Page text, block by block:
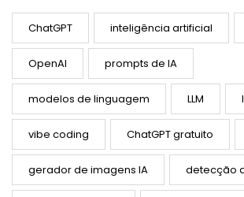
ChatGPT inteligência artificial
OpenAI prompts de IA
modelos de linguagem LLM
vibe coding ChatGPT gratuito
gerador de imagens IA detecção